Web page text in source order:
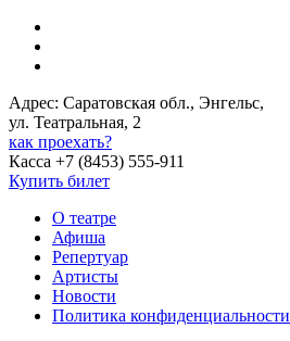
Адрес: Саратовская обл., Энгельс,
ул. Театральная, 2
как проехать?
Касса +7 (8453) 555-911
Купить билет
О театре
Афиша
Репертуар
Артисты
Новости
Политика конфиденциальности